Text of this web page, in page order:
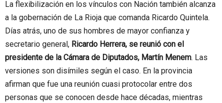
La flexibilización en los vínculos con Nación también alcanza
a la gobernación de La Rioja que comanda Ricardo Quintela.
Días atrás, uno de sus hombres de mayor confianza y
secretario general, Ricardo Herrera, se reunió con el
presidente de la Cámara de Diputados, Martín Menem. Las
versiones son disímiles según el caso. En la provincia
afirman que fue una reunión cuasi protocolar entre dos
personas que se conocen desde hace décadas, mientras